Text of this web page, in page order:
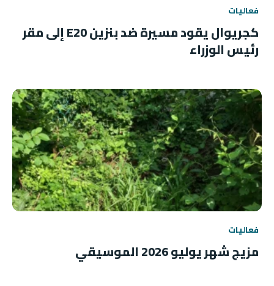
فعاليات
كجريوال يقود مسيرة ضد بنزين E20 إلى مقر
رئيس الوزراء
فعاليات
مزيج شهر يوليو 2026 الموسيقي